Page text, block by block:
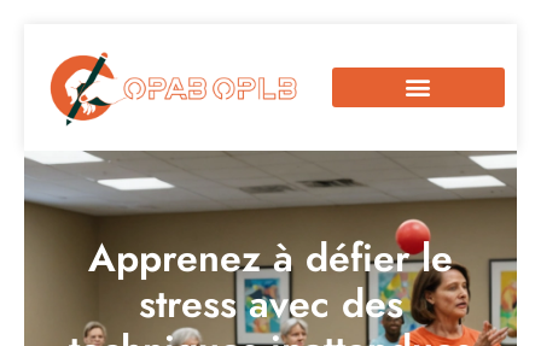
Apprenez à défier le
stress avec des